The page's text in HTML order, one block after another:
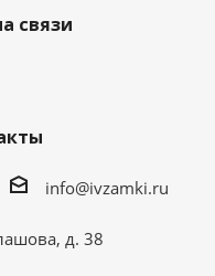
связи
info@ivzamki.ru
д. 38